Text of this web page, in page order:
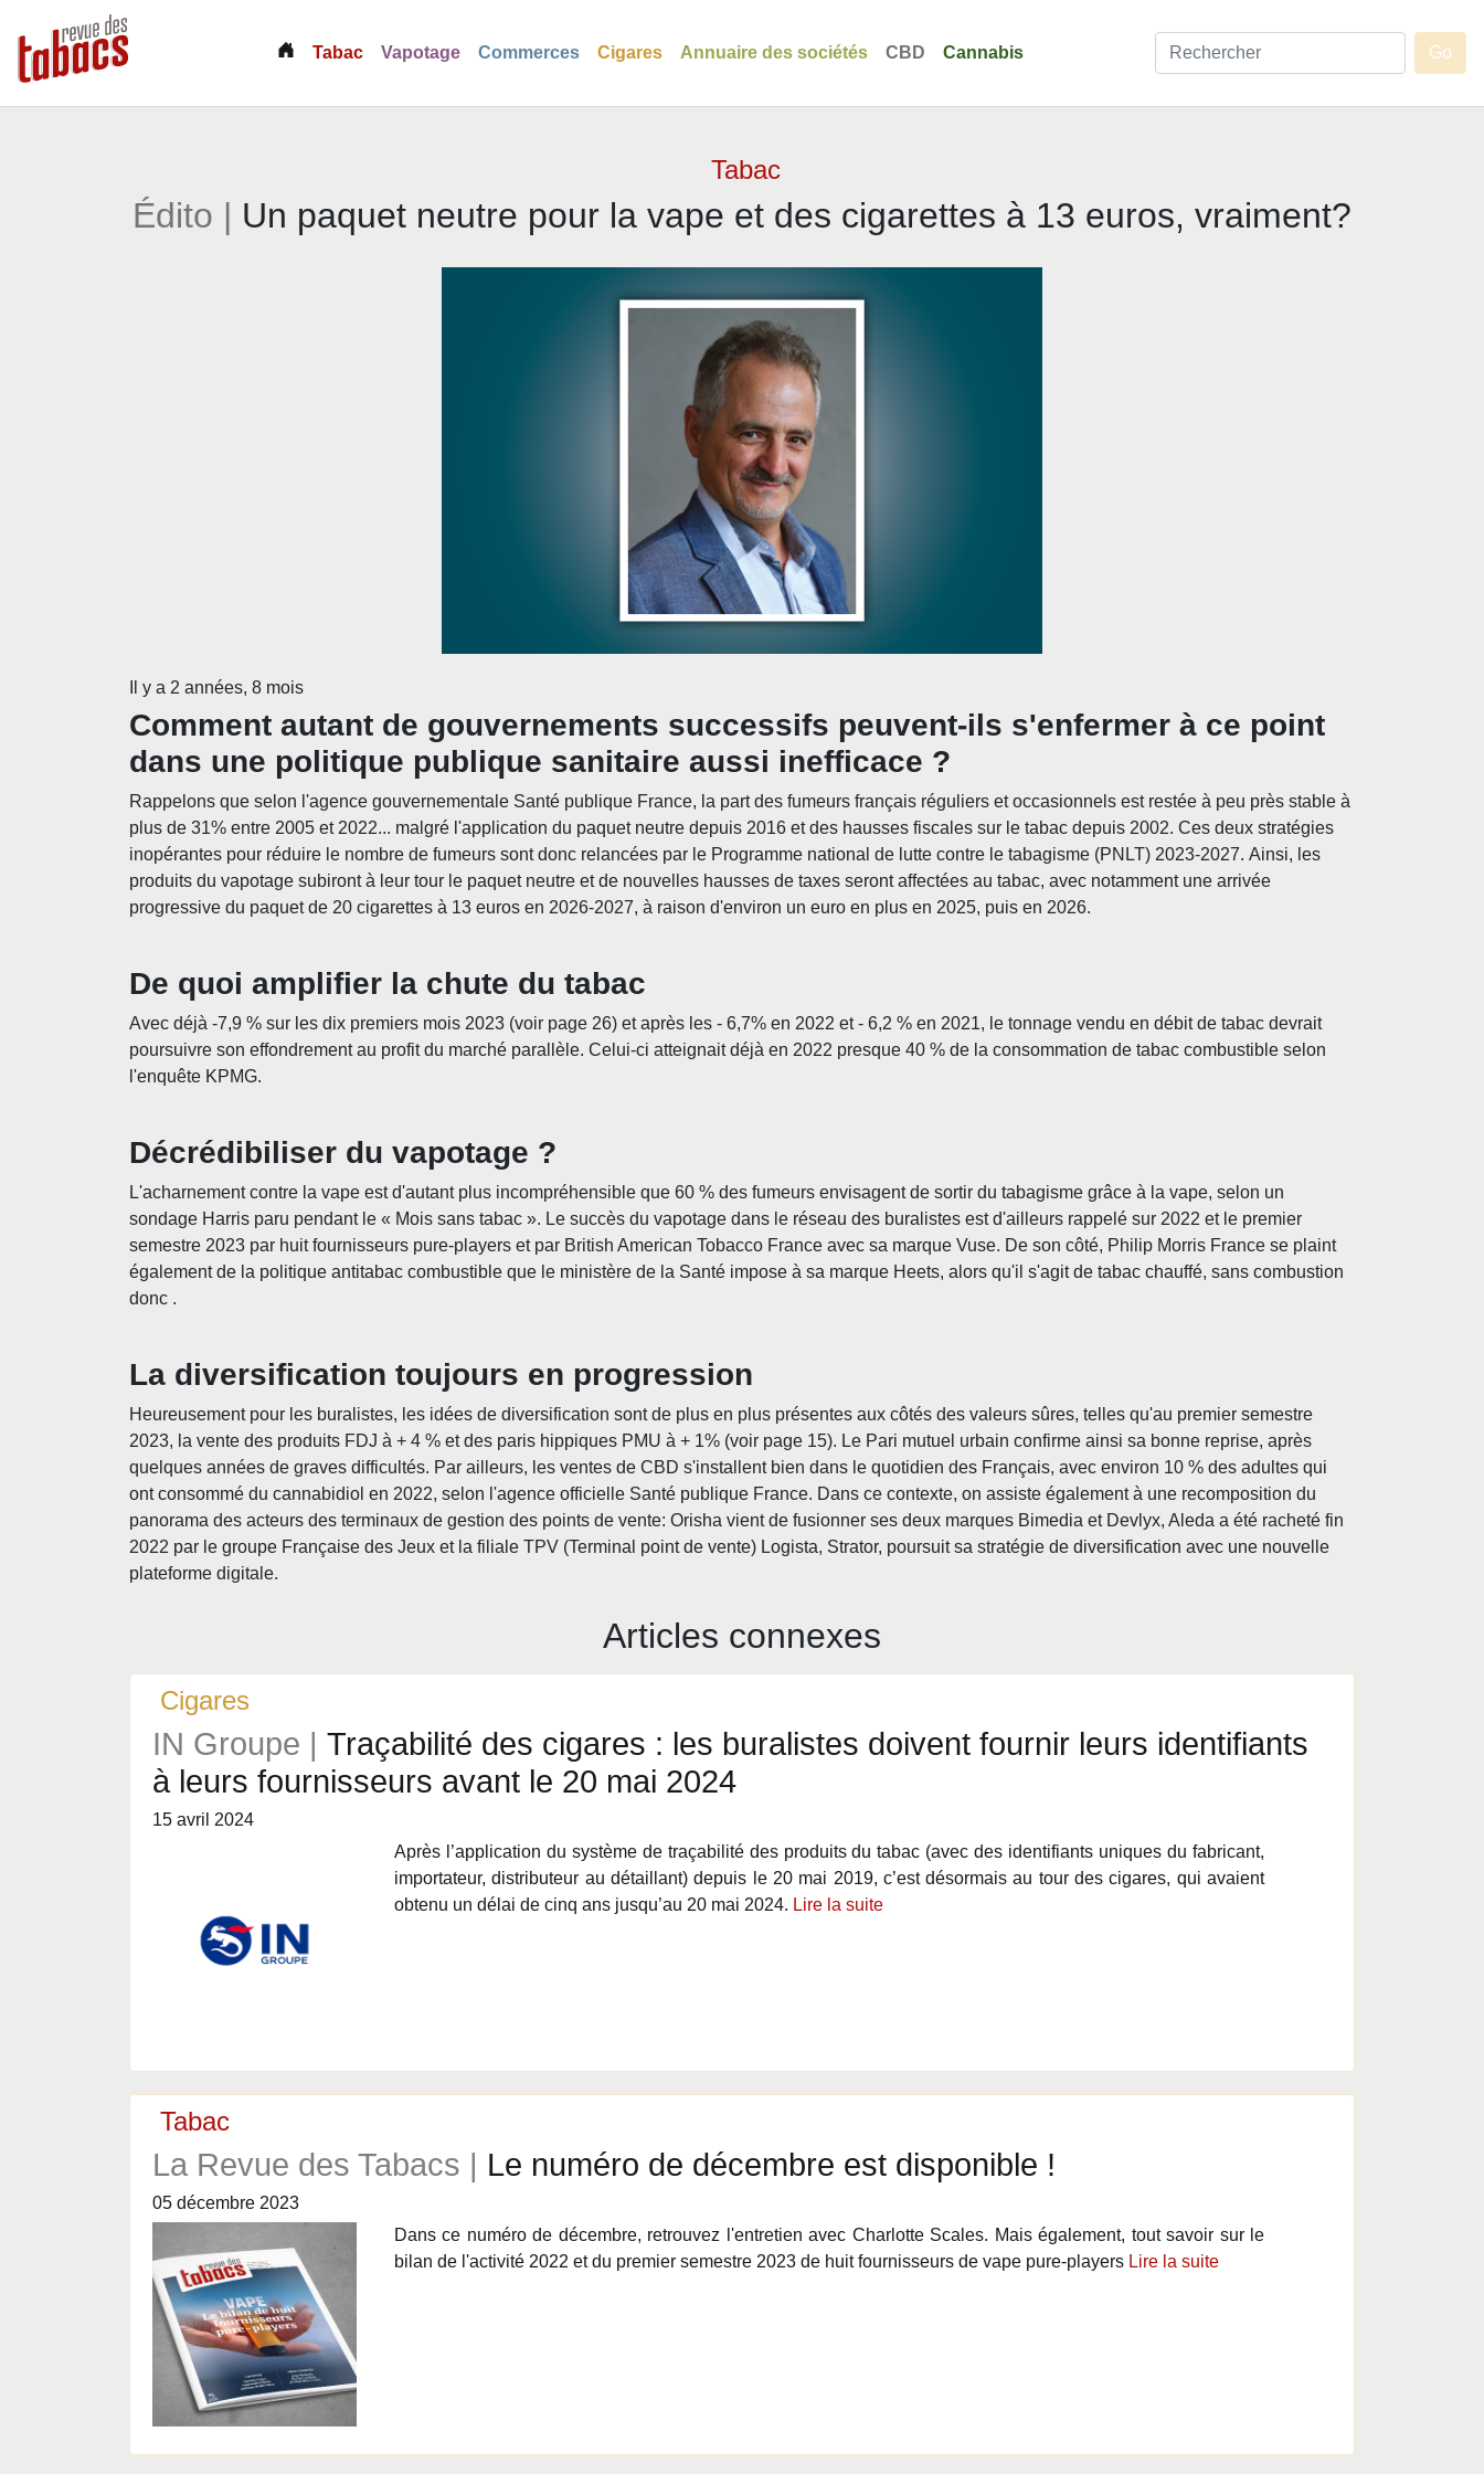
(current)
Tabac Vapotage Commerces Cigares Annuaire des sociétés CBD Cannabis
Tabac
Édito | Un paquet neutre pour la vape et des cigarettes à 13 euros, vraiment?
Il y a 2 années, 8 mois
Comment autant de gouvernements successifs peuvent-ils s'enfermer à ce point
dans une politique publique sanitaire aussi inefficace ?
Rappelons que selon l'agence gouvernementale Santé publique France, la part des fumeurs français réguliers et occasionnels est restée à peu près stable à
plus de 31% entre 2005 et 2022... malgré l'application du paquet neutre depuis 2016 et des hausses fiscales sur le tabac depuis 2002. Ces deux stratégies
inopérantes pour réduire le nombre de fumeurs sont donc relancées par le Programme national de lutte contre le tabagisme (PNLT) 2023-2027. Ainsi, les
produits du vapotage subiront à leur tour le paquet neutre et de nouvelles hausses de taxes seront affectées au tabac, avec notamment une arrivée
progressive du paquet de 20 cigarettes à 13 euros en 2026-2027, à raison d'environ un euro en plus en 2025, puis en 2026.
De quoi amplifier la chute du tabac
Avec déjà -7,9 % sur les dix premiers mois 2023 (voir page 26) et après les - 6,7% en 2022 et - 6,2 % en 2021, le tonnage vendu en débit de tabac devrait
poursuivre son effondrement au profit du marché parallèle. Celui-ci atteignait déjà en 2022 presque 40 % de la consommation de tabac combustible selon
l'enquête KPMG.
Décrédibiliser du vapotage ?
L'acharnement contre la vape est d'autant plus incompréhensible que 60 % des fumeurs envisagent de sortir du tabagisme grâce à la vape, selon un
sondage Harris paru pendant le « Mois sans tabac ». Le succès du vapotage dans le réseau des buralistes est d'ailleurs rappelé sur 2022 et le premier
semestre 2023 par huit fournisseurs pure-players et par British American Tobacco France avec sa marque Vuse. De son côté, Philip Morris France se plaint
également de la politique antitabac combustible que le ministère de la Santé impose à sa marque Heets, alors qu'il s'agit de tabac chauffé, sans combustion
donc .
La diversification toujours en progression
Heureusement pour les buralistes, les idées de diversification sont de plus en plus présentes aux côtés des valeurs sûres, telles qu'au premier semestre
2023, la vente des produits FDJ à + 4 % et des paris hippiques PMU à + 1% (voir page 15). Le Pari mutuel urbain confirme ainsi sa bonne reprise, après
quelques années de graves difficultés. Par ailleurs, les ventes de CBD s'installent bien dans le quotidien des Français, avec environ 10 % des adultes qui
ont consommé du cannabidiol en 2022, selon l'agence officielle Santé publique France. Dans ce contexte, on assiste également à une recomposition du
panorama des acteurs des terminaux de gestion des points de vente: Orisha vient de fusionner ses deux marques Bimedia et Devlyx, Aleda a été racheté fin
2022 par le groupe Française des Jeux et la filiale TPV (Terminal point de vente) Logista, Strator, poursuit sa stratégie de diversification avec une nouvelle
plateforme digitale.
Articles connexes
Cigares
IN Groupe | Traçabilité des cigares : les buralistes doivent fournir leurs identifiants
à leurs fournisseurs avant le 20 mai 2024
15 avril 2024
Après l’application du système de traçabilité des produits du tabac (avec des identifiants uniques du fabricant,
importateur, distributeur au détaillant) depuis le 20 mai 2019, c’est désormais au tour des cigares, qui avaient
obtenu un délai de cinq ans jusqu’au 20 mai 2024. Lire la suite
Tabac
La Revue des Tabacs | Le numéro de décembre est disponible !
05 décembre 2023
Dans ce numéro de décembre, retrouvez l'entretien avec Charlotte Scales. Mais également, tout savoir sur le
bilan de l'activité 2022 et du premier semestre 2023 de huit fournisseurs de vape pure-players Lire la suite